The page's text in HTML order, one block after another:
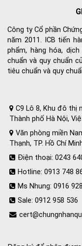
Công ty Cổ phần
năm 2011. ICB tiến
phẩm, hàng hóa,
chuẩn và quy chuẩn
tiêu chuẩn và quy
C9 Lô 8, Khu đô thị
Thành phố Hà Nội,
Văn phòng miền
Thạnh, TP. Hồ Chí
Điện thoại: 0243
Hotline: 0913 748
Ms Nhung: 0916
Sale: 0912 958 536